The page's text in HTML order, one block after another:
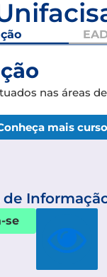
nas áreas
mais
de
se